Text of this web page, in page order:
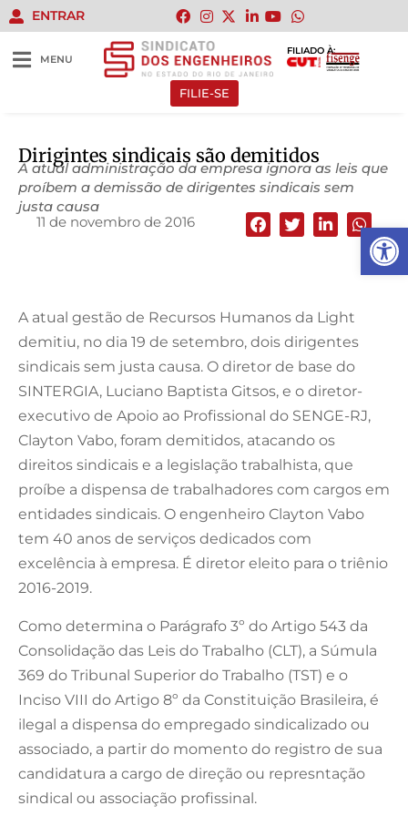
Abrir
ENTRAR
MENU
FILIADO À:
FILIE-SE
Dirigintes sindicais são demitidos
A atual administração da empresa ignora as leis que
proíbem a demissão de dirigentes sindicais sem
justa causa
11 de novembro de 2016
A atual gestão de Recursos Humanos da Light
demitiu, no dia 19 de setembro, dois dirigentes
sindicais sem justa causa. O diretor de base do
SINTERGIA, Luciano Baptista Gitsos, e o diretor-
executivo de Apoio ao Profissional do SENGE-RJ,
Clayton Vabo, foram demitidos, atacando os
direitos sindicais e a legislação trabalhista, que
proíbe a dispensa de trabalhadores com cargos em
entidades sindicais. O engenheiro Clayton Vabo
tem 40 anos de serviços dedicados com
excelência à empresa. É diretor eleito para o triênio
2016-2019.
Como determina o Parágrafo 3º do Artigo 543 da
Consolidação das Leis do Trabalho (CLT), a Súmula
369 do Tribunal Superior do Trabalho (TST) e o
Inciso VIII do Artigo 8º da Constituição Brasileira, é
ilegal a dispensa do empregado sindicalizado ou
associado, a partir do momento do registro de sua
candidatura a cargo de direção ou represntação
sindical ou associação profissinal.